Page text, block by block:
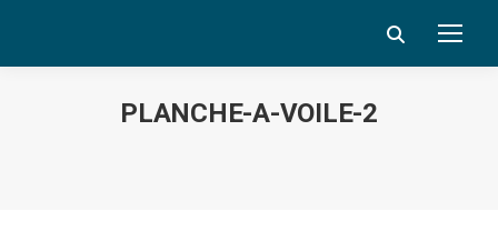
Search:
PLANCHE-A-VOILE-2